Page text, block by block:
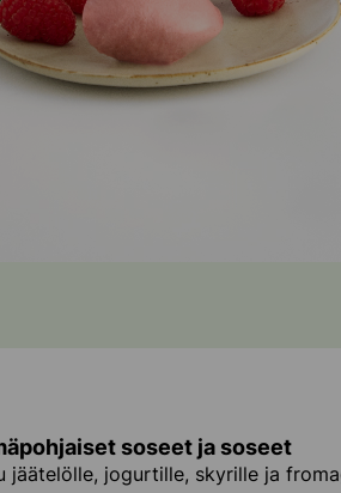
soseet ja soseet
jäätelölle, jogurtille, skyrille ja